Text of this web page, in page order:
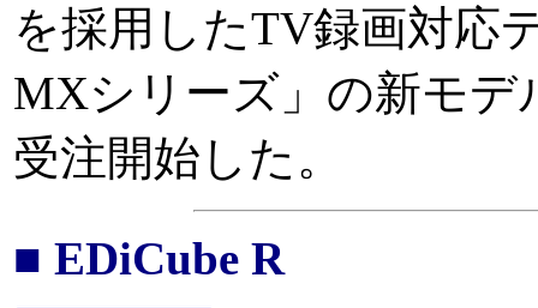
を採用したTV録画対応
MXシリーズ」の新モデ
受注開始した。
■ EDiCube R